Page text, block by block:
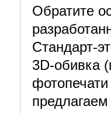
Обратите
Стандарт-
3D-обивка